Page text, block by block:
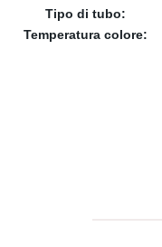
Tipo di tubo:
Temperatura colore: